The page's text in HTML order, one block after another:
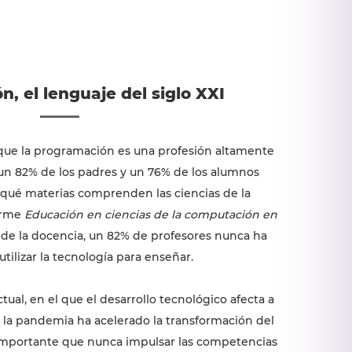
el lenguaje del siglo XXI
la programación es una profesión altamente
82% de los padres y un 76% de los alumnos
materias comprenden las ciencias de la
Educación en ciencias de la computación en
la docencia, un 82% de profesores nunca ha
la tecnología para enseñar.
en el que el desarrollo tecnológico afecta a
pandemia ha acelerado la transformación del
que nunca impulsar las competencias